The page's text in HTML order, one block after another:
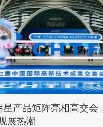
星产品矩阵亮相高交会
展热潮